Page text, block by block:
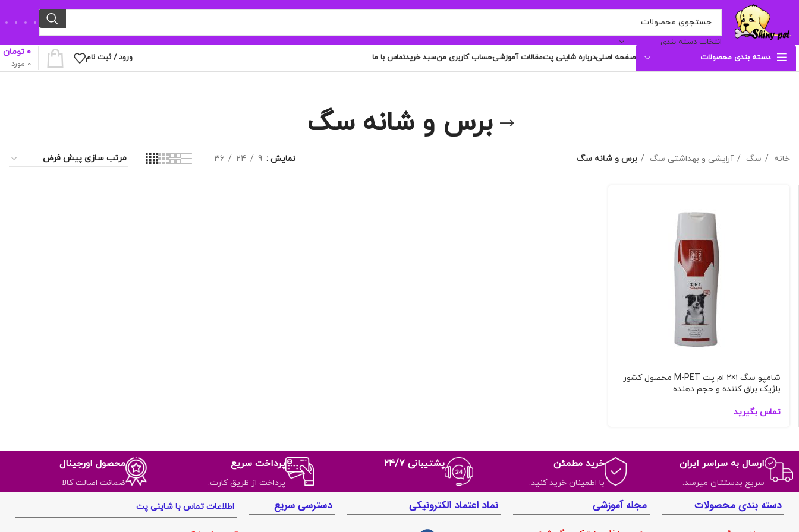
انتخاب دسته بندی
دسته بندی محصولات
صفحه اصلیدرباره شاینی پتمقالات آموزشیحساب کاربری منسبد خریدتماس با ما ورود / ثبت نام
0 مورد
۰ تومان
برس و شانه سگ
خانه سگ آرایشی و بهداشتی سگ برس و شانه سگ نمایش 9
24
36
شامپو سگ ۱×۲ ام پت M-PET محصول کشور
بلژیک براق کننده و حجم دهنده
تماس بگیرید
ارسال به سراسر ایران
سریع بدستتان میرسد.
خرید مطمئن
با اطمینان خرید کنید.
پشتیبانی 24/7 پرداخت سریع
پرداخت از ظریق کارت.
محصول اورجینال
ضمانت اصالت کالا
دسته بندی محصولات مجله آموزشی نماد اعتماد الکترونیکی دسترسی سریع اطلاعات تماس با شاینی پت